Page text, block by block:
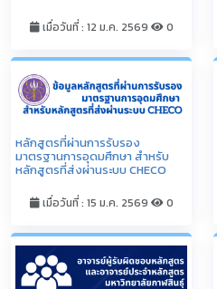
เมื่อวันที่ : 12 ม.ค. 2569 0
หลักสูตรที่ผ่านการรับรอง
มาตรฐานการอุดมศึกษา สำหรับ
หลักสูตรที่ส่งผ่านระบบ CHECO
เมื่อวันที่ : 15 ม.ค. 2569 0